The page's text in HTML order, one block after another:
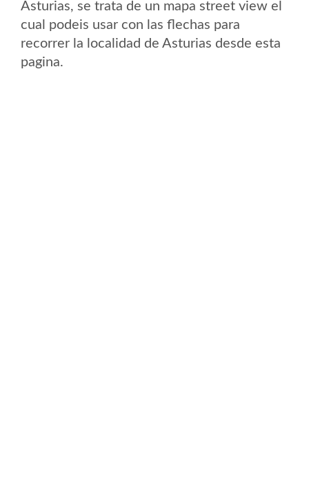
Asturias, se trata de un mapa street view el
cual podeis usar con las flechas para
recorrer la localidad de Asturias desde esta
pagina.